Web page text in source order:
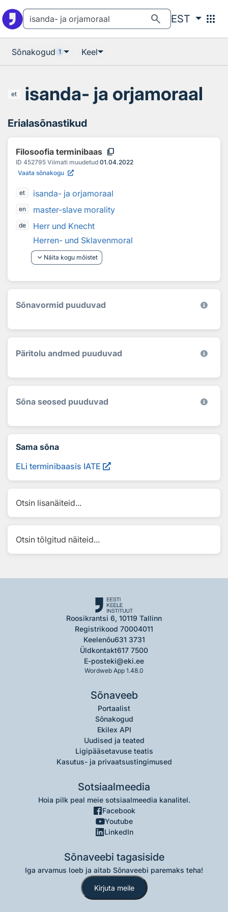
search EST apps
Sõnakogud 1 Keel
et isanda- ja orjamoraal
Erialasõnastikud
Filosoofia terminibaas content_copy
ID 452795 Viimati muudetud 01.04.2022
Vaata sõnakogu
et isanda- ja orjamoraal
en master-slave morality
de
Herr und Knecht
Herren- und Sklavenmoral
keyboard_arrow_down Näita kogu mõistet
Sõnavormid puuduvad
Päritolu andmed puuduvad
Sõna seosed puuduvad
Sama sõna
ELi terminibaasis IATE
Otsin lisanäiteid...
Otsin tõlgitud näiteid...
Roosikrantsi 6, 10119 Tallinn
Registrikood 70004011
Keelenõu631 3731
Üldkontakt617 7500
E-posteki@eki.ee
Wordweb App 1.48.0
Sõnaveeb
Portaalist
Sõnakogud
Ekilex API
Uudised ja teated
Ligipääsetavuse teatis
Kasutus- ja privaatsustingimused
Sotsiaalmeedia
Hoia pilk peal meie sotsiaalmeedia kanalitel.
Facebook
Youtube
LinkedIn
Sõnaveebi tagasiside
Iga arvamus loeb ja aitab Sõnaveebi paremaks teha!
Kirjuta meile